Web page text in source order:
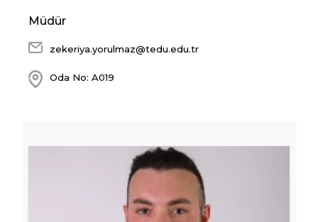
Müdür
zekeriya.yorulmaz@tedu.edu.tr
Oda No: A019